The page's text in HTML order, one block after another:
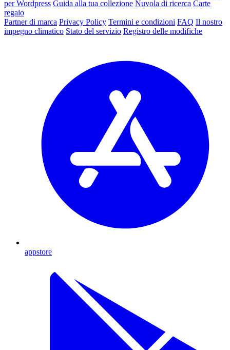
per Wordpress Guida alla tua collezione Nuvola di ricerca Carte
regalo
Partner di marca Privacy Policy Termini e condizioni FAQ Il nostro
impegno climatico Stato del servizio Registro delle modifiche
appstore